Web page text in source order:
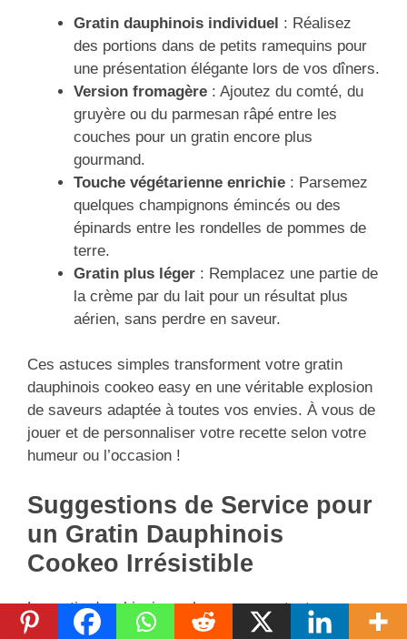
Gratin dauphinois individuel : Réalisez
des portions dans de petits ramequins pour
une présentation élégante lors de vos dîners.
Version fromagère : Ajoutez du comté, du
gruyère ou du parmesan râpé entre les
couches pour un gratin encore plus
gourmand.
Touche végétarienne enrichie : Parsemez
quelques champignons émincés ou des
épinards entre les rondelles de pommes de
terre.
Gratin plus léger : Remplacez une partie de
la crème par du lait pour un résultat plus
aérien, sans perdre en saveur.
Ces astuces simples transforment votre gratin
dauphinois cookeo easy en une véritable explosion
de saveurs adaptée à toutes vos envies. À vous de
jouer et de personnaliser votre recette selon votre
humeur ou l’occasion !
Suggestions de Service pour
un Gratin Dauphinois
Cookeo Irrésistible
Le gratin dauphinois cookeo, avec sa texture
fondante et crémeuse, est un plat à la fois simple et